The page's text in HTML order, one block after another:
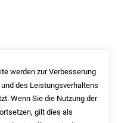
werden zur Verbesserung
des Leistungsverhaltens
Wenn Sie die Nutzung der
gilt dies als